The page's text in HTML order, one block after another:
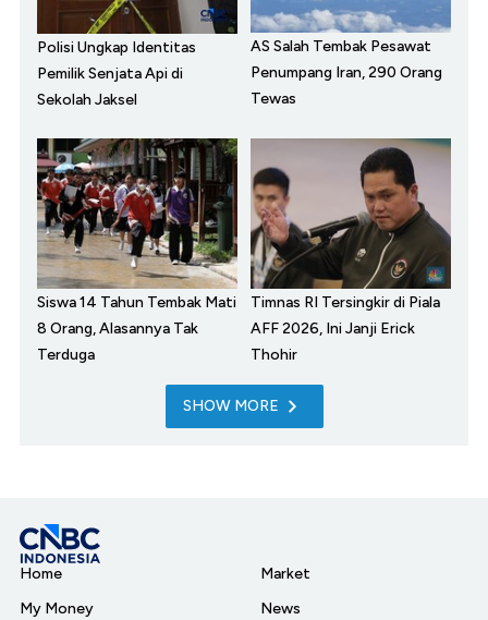
Polisi Ungkap Identitas
Pemilik Senjata Api di
Sekolah Jaksel
AS Salah Tembak Pesawat
Penumpang Iran, 290 Orang
Tewas
Siswa 14 Tahun Tembak Mati
8 Orang, Alasannya Tak
Terduga
Timnas RI Tersingkir di Piala
AFF 2026, Ini Janji Erick
Thohir
SHOW MORE
Home
My Money
Market
News